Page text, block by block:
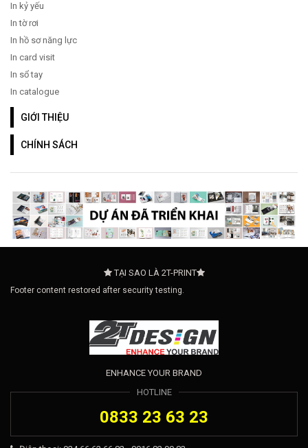
In kỷ yếu
In tờ rơi
In hồ sơ năng lực
In card visit
In sổ tay
In catalogue
GIỚI THIỆU
CHÍNH SÁCH
TẠI SAO LÀ 2T-PRINT
Footer content restored after security testing.
ENHANCE YOUR BRAND
HOTLINE
0833 23 63 23